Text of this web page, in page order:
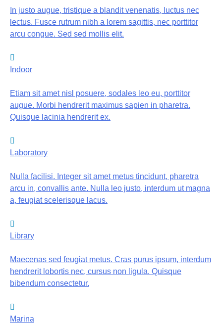
In justo augue, tristique a blandit venenatis, luctus nec
lectus. Fusce rutrum nibh a lorem sagittis, nec porttitor
arcu congue. Sed sed mollis elit.
Indoor
Etiam sit amet nisl posuere, sodales leo eu, porttitor
augue. Morbi hendrerit maximus sapien in pharetra.
Quisque lacinia hendrerit ex.
Laboratory
Nulla facilisi. Integer sit amet metus tincidunt, pharetra
arcu in, convallis ante. Nulla leo justo, interdum ut magna
a, feugiat scelerisque lacus.
Library
Maecenas sed feugiat metus. Cras purus ipsum, interdum
hendrerit lobortis nec, cursus non ligula. Quisque
bibendum consectetur.
Marina